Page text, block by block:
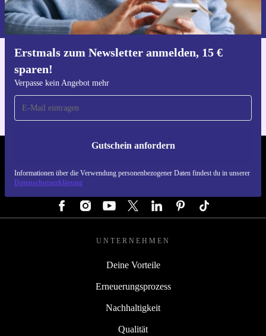
Erstmals zum Newsletter anmelden, 15 €
sparen!
Verpasse kein Angebot mehr
Gutschein anfordern
Informationen über die Verwendung personenbezogener Daten findest du in unserer
Datenschutzerklärung
Informationen über die Verwendung personenbezogener Daten findest
du in unsererDatenschutzerklärung.
UNTERNEHMEN
Deine Vorteile
Erneuerungsprozess
Nachhaltigkeit
Qualität